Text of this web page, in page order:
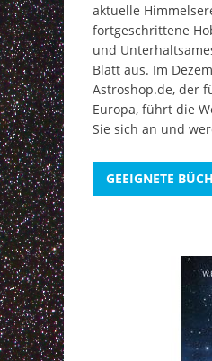
aktuelle
fortgeschrittene
und
Blatt aus. Im
Astroshop.de, der
Europa, führt die
Sie sich an und
GEEIGNETE